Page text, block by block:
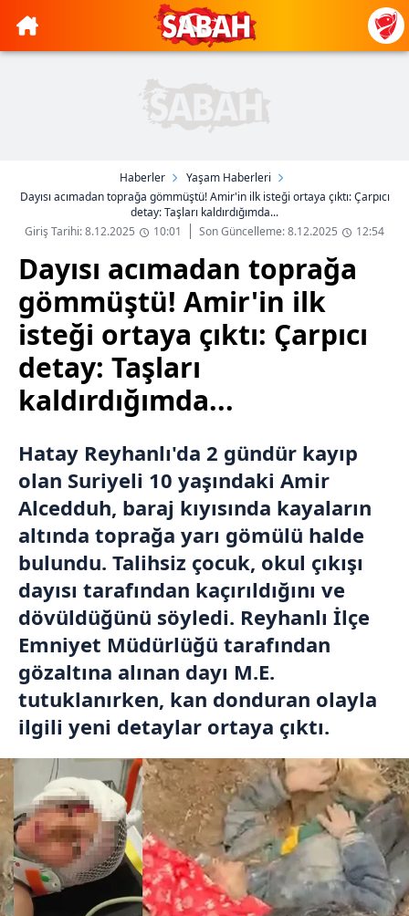
Haberler
Yaşam Haberleri
Dayısı acımadan toprağa gömmüştü! Amir'in ilk isteği ortaya çıktı: Çarpıcı
detay: Taşları kaldırdığımda...
Giriş Tarihi: 8.12.2025
10:01 Son Güncelleme: 8.12.2025 12:54
Dayısı acımadan toprağa
gömmüştü! Amir'in ilk
isteği ortaya çıktı: Çarpıcı
detay: Taşları
kaldırdığımda...
Hatay Reyhanlı'da 2 gündür kayıp
olan Suriyeli 10 yaşındaki Amir
Alcedduh, baraj kıyısında kayaların
altında toprağa yarı gömülü halde
bulundu. Talihsiz çocuk, okul çıkışı
dayısı tarafından kaçırıldığını ve
dövüldüğünü söyledi. Reyhanlı İlçe
Emniyet Müdürlüğü tarafından
gözaltına alınan dayı M.E.
tutuklanırken, kan donduran olayla
ilgili yeni detaylar ortaya çıktı.